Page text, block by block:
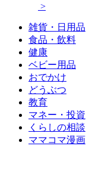
>
雑貨・日用品
食品・飲料
健康
ベビー用品
おでかけ
どうぶつ
教育
マネー・投資
くらしの相談
ママコマ漫画